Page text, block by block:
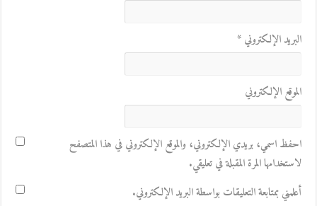
البريد الإلكتروني*
الموقع الإلكتروني
احفظ اسمي، بريدي الإلكتروني، والموقع الإلكتروني في هذا المتصفح
لاستخدامها المرة المقبلة في تعليقي.
أعلمني بمتابعة التعليقات بواسطة البريد الإلكتروني.